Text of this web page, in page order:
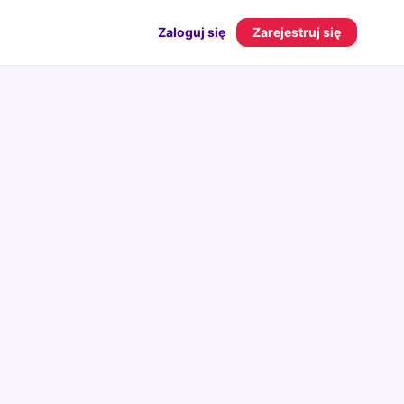
Zaloguj się Zarejestruj się